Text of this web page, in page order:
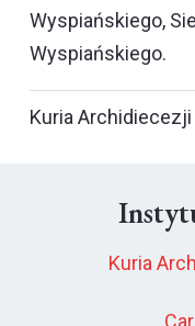
Wyspiańskiego,
Wyspiańskiego.
Kuria
Kuria